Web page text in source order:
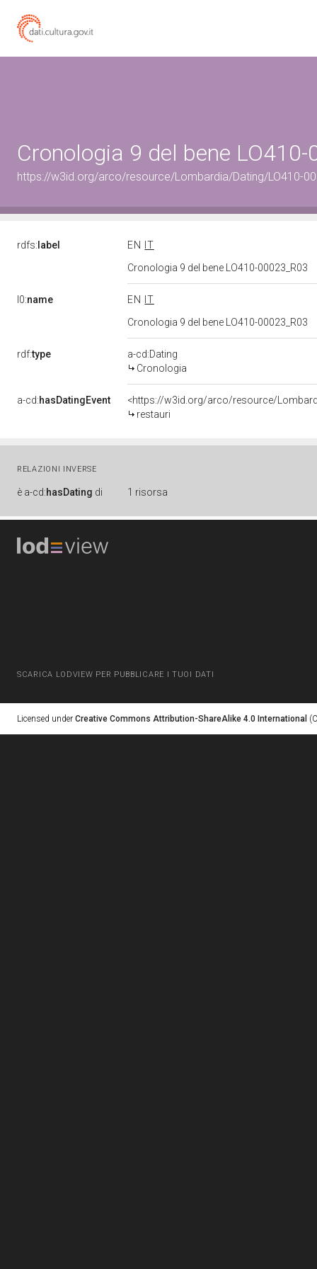
Cronologia 9 del bene
https://w3id.org/arco/resource/Lombardia/Dating/LO410-
rdfs: label EN
IT
Cronologia 9 del bene LO410-00023_R03
l0:name EN
IT
Cronologia 9 del bene LO410-00023_R03
rdf:type
a-cd:Dating
Cronologia
a-cd:hasDatingEvent
<https://w3id.org/arco/resource/
restauri
RELAZIONI INVERSE
è a-cd:hasDating di 1 risorsa
SCARICA LODVIEW PER PUBBLICARE I TUOI DATI
Licensed under Creative Commons Attribution-ShareAlike 4.0 International